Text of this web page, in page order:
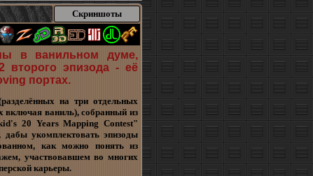
Скриншоты
в ванильном думе,
второго эпизода - её
портах.
на три отдельных
включая ваниль), собранный из
20 Years Mapping Contest"
укомплектовать эпизоды
как можно понять из
участвовавшем во многих
карьеры.